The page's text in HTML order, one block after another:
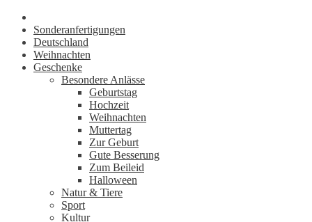
Sonderanfertigungen
Deutschland
Weihnachten
Geschenke
Besondere Anlässe
Geburtstag
Hochzeit
Weihnachten
Muttertag
Zur Geburt
Gute Besserung
Zum Beileid
Halloween
Natur & Tiere
Sport
Kultur